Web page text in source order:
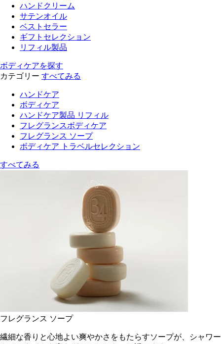
ハンドクリーム
サテンオイル
ベストセラー
ギフトセレクション
リフィル製品
ボディケアを探す
カテゴリー すべてみる
ハンドケア
ボディケア
ハンドケア製品 リフィル
フレグランスボディケア
フレグランス ソープ
ボディケア トラベルセレクション
すべてみる
フレグランス ソープ
繊細な香りと心地よい爽やかさをもたらすソープが、シャワー